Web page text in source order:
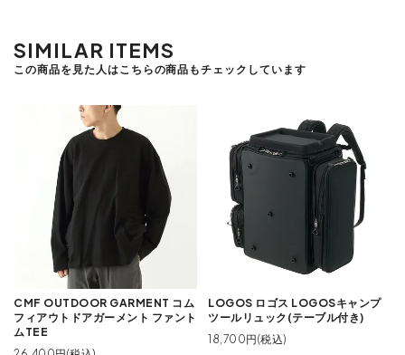
SIMILAR ITEMS
この商品を見た人はこちらの商品もチェックしています
CMF OUTDOOR GARMENT コム
フィアウトドアガーメント ファント
ムTEE
LOGOS ロゴス LOGOSキャンプ
ツールリュック(テーブル付き)
18,700円(税込)